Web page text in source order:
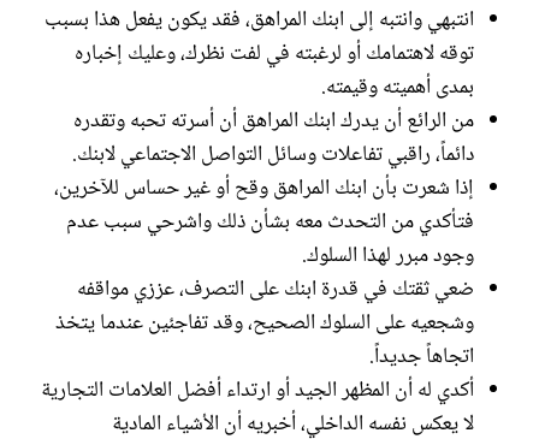
انتبهي وانتبه إلى ابنك المراهق، فقد يكون يفعل هذا بسبب
توقه لاهتمامك أو لرغبته في لفت نظرك، وعليك إخباره
بمدى أهميته وقيمته.
من الرائع أن يدرك ابنك المراهق أن أسرته تحبه وتقدره
دائماً، راقبي تفاعلات وسائل التواصل الاجتماعي لابنك.
إذا شعرت بأن ابنك المراهق وقح أو غير حساس للآخرين،
فتأكدي من التحدث معه بشأن ذلك واشرحي سبب عدم
وجود مبرر لهذا السلوك.
ضعي ثقتك في قدرة ابنك على التصرف، عززي مواقفه
وشجعيه على السلوك الصحيح، وقد تفاجئين عندما يتخذ
اتجاهاً جديداً.
أكدي له أن المظهر الجيد أو ارتداء أفضل العلامات التجارية
لا يعكس نفسه الداخلي، أخبريه أن الأشياء المادية